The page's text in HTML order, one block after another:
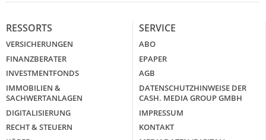
RESSORTS
VERSICHERUNGEN
FINANZBERATER
INVESTMENTFONDS
IMMOBILIEN &
SACHWERTANLAGEN
DIGITALISIERUNG
RECHT & STEUERN
SERVICE
ABO
EPAPER
AGB
DATENSCHUTZHINWEISE DER
CASH. MEDIA GROUP GMBH
IMPRESSUM
KONTAKT